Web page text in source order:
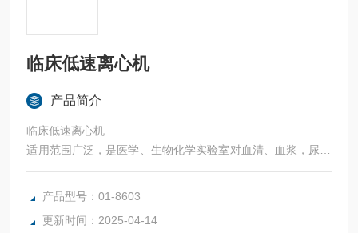
临床低速离心机
产品简介
临床低速离心机
适用范围广泛，是医学、生物化学实验室对血清、血浆，尿液
等样品分离的理想产品, 是医院检验科、血站、医学院校和医
学研究机构的设备
产品型号：01-8603
更新时间：2025-04-14